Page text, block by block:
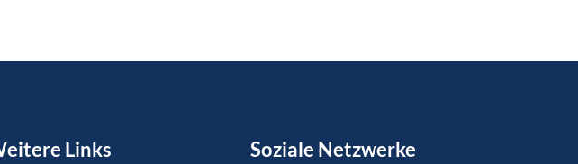
Links Soziale Netzwerke